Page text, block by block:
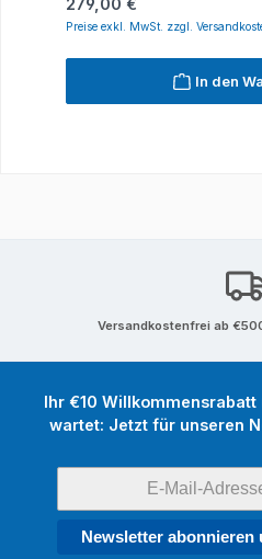
279,00 €
Preise exkl. MwSt. zzgl.
In den
Versandkostenfrei ab
Ihr €10
wartet: Jetzt für unseren
Newsletter abonnieren